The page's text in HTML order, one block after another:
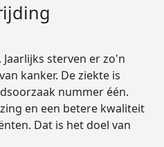
sterven er zo'n
kanker. De ziekte is
nummer één.
en een betere kwaliteit
Dat is het doel van